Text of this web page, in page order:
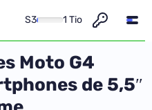
S3 1 Tio
Moto G4
de 5,5″